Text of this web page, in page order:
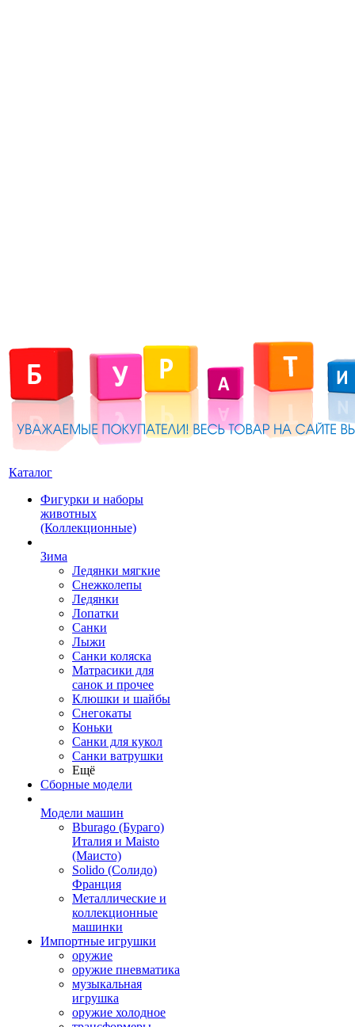
Каталог
Фигурки и наборы
животных
(Коллекционные)
Зима
Ледянки мягкие
Снежколепы
Ледянки
Лопатки
Санки
Лыжи
Санки коляска
Матрасики для
санок и прочее
Клюшки и шайбы
Снегокаты
Коньки
Санки для кукол
Санки ватрушки
Ещё
Сборные модели
Модели машин
Bburago (Бураго)
Италия и Maisto
(Маисто)
Solido (Солидо)
Франция
Металлические и
коллекционные
машинки
Импортные игрушки
оружие
оружие пневматика
музыкальная
игрушка
оружие холодное